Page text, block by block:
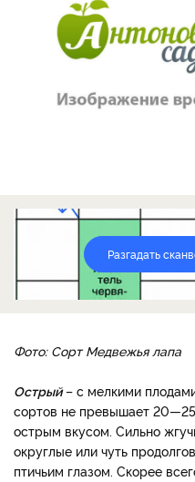
Разгадать
Фото: Сорт Медвежья лапа
Острый– с мелкими
сортов не превышает 20—25
острым вкусом. Сильно
округлые или чуть
птичьим глазом. Скорее